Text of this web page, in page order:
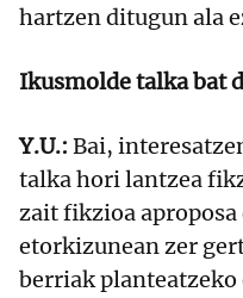
hartzen ditugun ala
Ikusmolde talka bat
Y.U.: Bai,
talka hori lantzea
zait fikzioa
etorkizunean zer
berriak planteatzeko